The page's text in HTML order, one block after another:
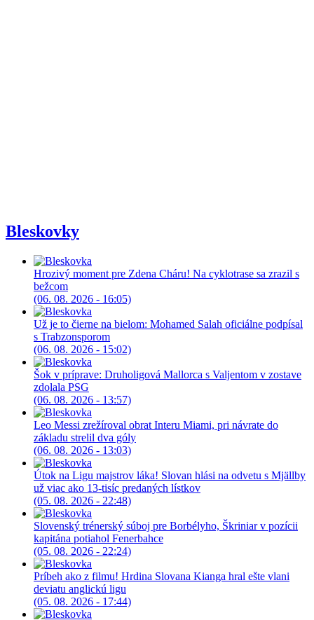
Bleskovky
Hrozivý moment pre Zdena Cháru! Na cyklotrase sa zrazil s
bežcom
(06. 08. 2026 - 16:05)
Už je to čierne na bielom: Mohamed Salah oficiálne podpísal
s Trabzonsporom
(06. 08. 2026 - 15:02)
Šok v príprave: Druholigová Mallorca s Valjentom v zostave
zdolala PSG
(06. 08. 2026 - 13:57)
Leo Messi zrežíroval obrat Interu Miami, pri návrate do
základu strelil dva góly
(06. 08. 2026 - 13:03)
Útok na Ligu majstrov láka! Slovan hlási na odvetu s Mjällby
už viac ako 13-tisíc predaných lístkov
(05. 08. 2026 - 22:48)
Slovenský trénerský súboj pre Borbélyho, Škriniar v pozícii
kapitána potiahol Fenerbahce
(05. 08. 2026 - 22:24)
Príbeh ako z filmu! Hrdina Slovana Kianga hral ešte vlani
deviatu anglickú ligu
(05. 08. 2026 - 17:44)